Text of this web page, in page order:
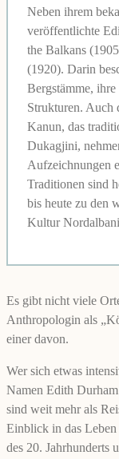
Neben ihrem
veröffentlichte
the Balkans
(1920). Darin
Bergstämme,
Strukturen. Auch
Kanun, das
Dukagjini,
Aufzeichnungen
Traditionen sind
bis heute zu den
Kultur
Es gibt nicht viele
Anthropologin als
einer davon.
Wer sich etwas
Namen Edith
sind weit mehr als
Einblick in das Leben
des 20. Jahrhunderts